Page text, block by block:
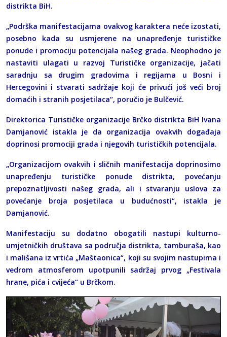
distrikta BiH.
„Podrška manifestacijama ovakvog karaktera neće izostati,
posebno kada su usmjerene na unapređenje turističke
ponude i promociju potencijala našeg grada. Neophodno je
nastaviti ulagati u razvoj Turističke organizacije, jačati
saradnju sa drugim gradovima i regijama u Bosni i
Hercegovini i stvarati sadržaje koji će privući još veći broj
domaćih i stranih posjetilaca“, poručio je Bulčević.
Direktorica Turističke organizacije Brčko distrikta BiH Ivana
Damjanović istakla je da organizacija ovakvih događaja
doprinosi promociji grada i njegovih turističkih potencijala.
„Organizacijom ovakvih i sličnih manifestacija doprinosimo
unapređenju turističke ponude distrikta, povećanju
prepoznatljivosti našeg grada, ali i stvaranju uslova za
povećanje broja posjetilaca u budućnosti“, istakla je
Damjanović.
Manifestaciju su dodatno obogatili nastupi kulturno-
umjetničkih društava sa područja distrikta, tamburaša, kao
i mališana iz vrtića „Maštaonica“, koji su svojim nastupima i
vedrom atmosferom upotpunili sadržaj prvog „Festivala
hrane, pića i cvijeća“ u Brčkom.